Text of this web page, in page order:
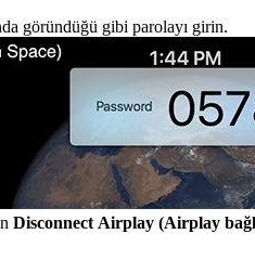
göründüğü gibi parolayı girin.
Disconnect Airplay (Airplay